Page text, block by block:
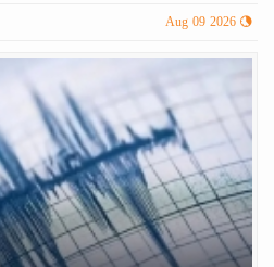
Aug 09 2026